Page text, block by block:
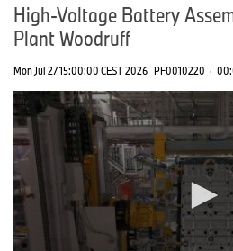
High-Voltage Battery
Plant Woodruff
Mon Jul 27 15:00:00 CEST 2026 PF0010220 ·